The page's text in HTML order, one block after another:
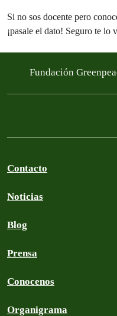
Si no sos docente pero
¡pasale el dato! Seguro te lo
Fundación
Contacto
Noticias
Blog
Prensa
Conocenos
Organigrama